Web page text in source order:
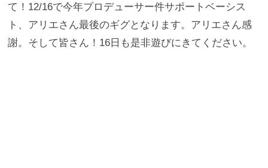
て！12/16で今年プロデューサー件サポートベーシス
ト、アリエさん最後のギグとなります。アリエさん感
謝。そして皆さん！16日も是非遊びにきてください。